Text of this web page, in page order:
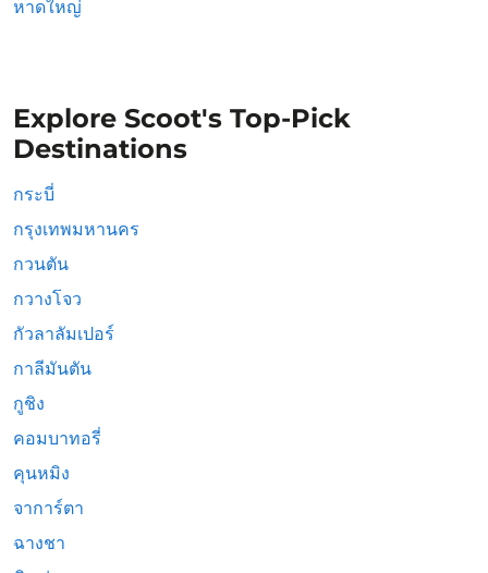
หาดใหญ่
Explore Scoot's Top-Pick
Destinations
กระบี่
กรุงเทพมหานคร
กวนตัน
กวางโจว
กัวลาลัมเปอร์
กาลีมันตัน
กูชิง
คอมบาทอรี่
คุนหมิง
จาการ์ตา
ฉางชา